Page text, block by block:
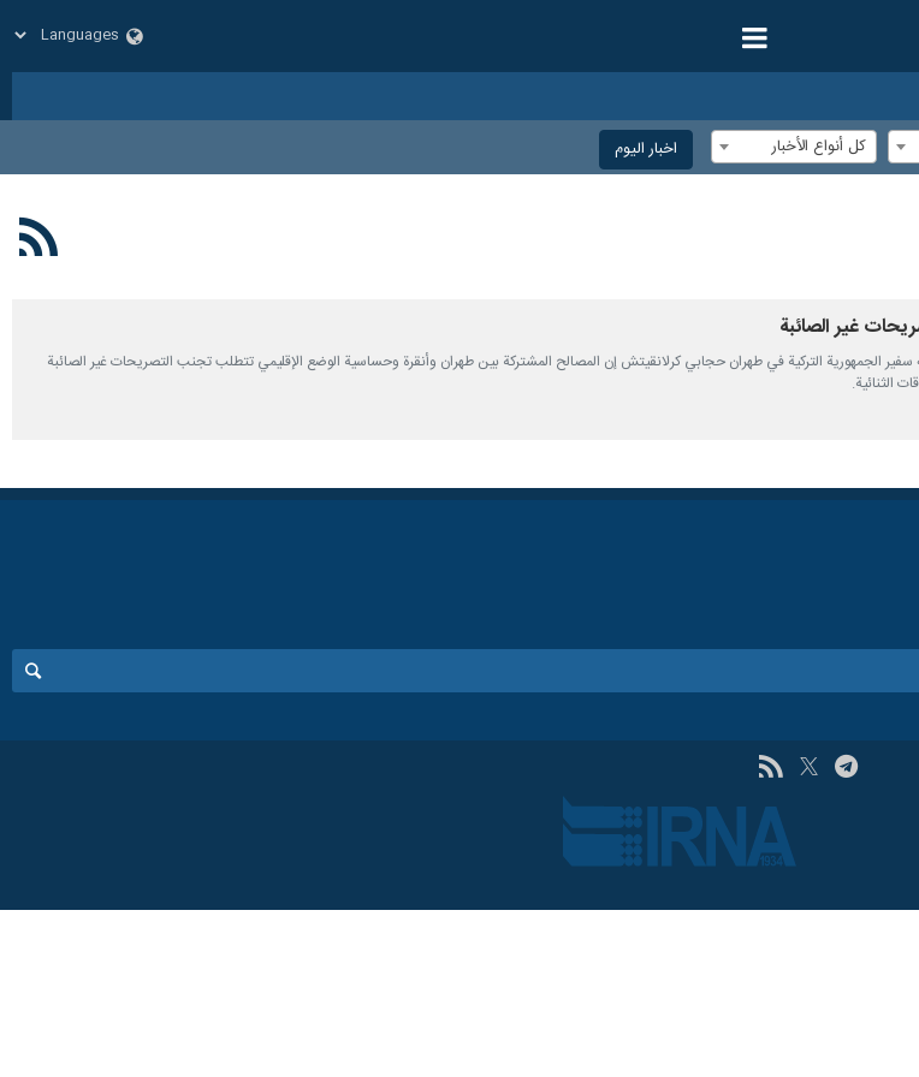
كل أنواع الأخبار اخبار الیوم
غير الصائبة
لقائه سفير الجمهورية التركية في طهران حجابي كرلانقيتش إن المصالح المشتركة بين طهران وأنقرة وحساسية الوضع الإقليمي تتطلب تجنب التصريحات غير الصائبة
الثنائية.